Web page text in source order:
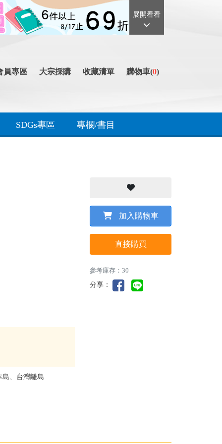
展開看看
員專區 大宗採購 收藏清單 購物車(0)
SDGs專區 專欄/書目
島、台灣離島
加入購物車
直接購買
參考庫存：30
分享：